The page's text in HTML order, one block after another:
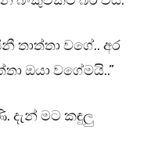
තාත්තා වගේ.. අර
ඔයා වගේමයි..”
මට කඳුලු